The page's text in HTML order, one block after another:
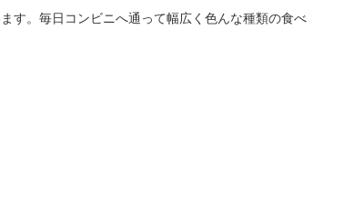
す。毎日コンビニへ通って幅広く色んな種類の食べ